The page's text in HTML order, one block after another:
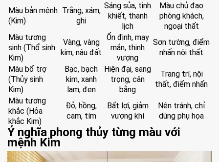
Màu bản mệnh
(Kim)
Trắng, xám,
ghi
Sáng sủa, tinh
khiết, thanh
lịch
Màu chủ đạo
phòng khách,
ngoại thất
Màu tương
sinh (Thổ sinh
Kim)
Vàng, vàng
kim, nâu đất
Ổn định, may
mắn, thịnh
vượng
Sơn tường, điểm
nhấn nội thất
Màu bổ trợ
(Thủy sinh
Kim)
Bạc, bạch
kim, xanh
lam, đen
Hiện đại, sang
trọng, cân
bằng
Trang trí, nội
thất, điểm nhấn
Màu tương
khắc (Hỏa
khắc Kim)
Đỏ, hồng,
cam, tím
Bất lợi, giảm
vượng khí
Nên tránh, chỉ
dùng phụ họa
Ý nghĩa phong thủy từng màu với
mệnh Kim